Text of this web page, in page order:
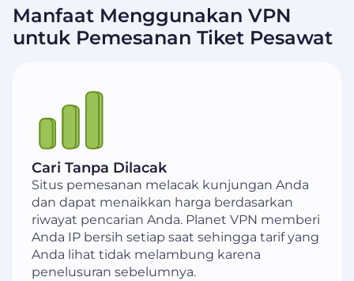
Manfaat Menggunakan VPN
untuk Pemesanan Tiket Pesawat
Cari Tanpa Dilacak
Situs pemesanan melacak kunjungan Anda
dan dapat menaikkan harga berdasarkan
riwayat pencarian Anda. Planet VPN memberi
Anda IP bersih setiap saat sehingga tarif yang
Anda lihat tidak melambung karena
penelusuran sebelumnya.